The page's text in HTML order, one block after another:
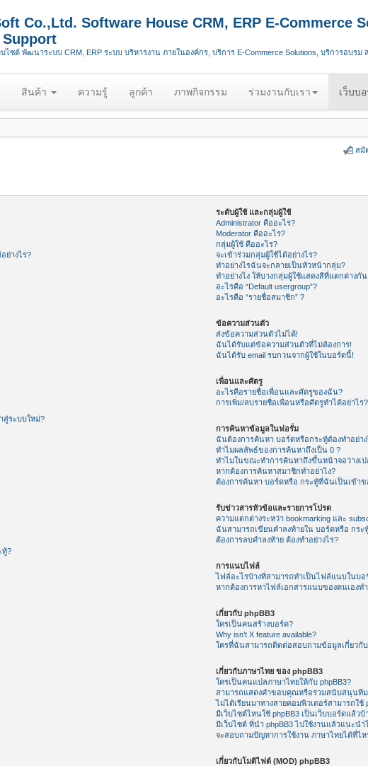
Co.,Ltd. Software House CRM, ERP E-Commerce
บไซต์ พัฒนาระบบ CRM, ERP ระบบ บริหารงาน ภายในองค์กร, บริการ E-Commerce Solutions, บริการอบรม
สินค้า ความรู้ ลูกค้า ภาพกิจกรรม ร่วมงานกับเรา เว็บบ
สมั
ย่างไร?
สู่ระบบใหม่?
ทู้?
ระดับผู้ใช้ และกลุ่มผู้ใช้
Administrator คืออะไร?
Moderator คืออะไร?
กลุ่มผู้ใช้ คืออะไร?
จะเข้าร่วมกลุ่มผู้ใช้ได้อย่างไร?
ทำอย่างไรฉันจะกลายเป็นหัวหน้ากลุ่ม?
ทำอย่างไง ให้บางกลุ่มผู้ใช้แสดงสีที่แตกต่างกั
อะไรคือ “Default usergroup”?
อะไรคือ “รายชื่อสมาชิก” ?
ข้อความส่วนตัว
ส่งข้อความส่วนตัวไม่ได้!
ฉันได้รับแต่ข้อความส่วนตัวที่ไม่ต้องการ!
ฉันได้รับ email รบกวนจากผู้ใช้ในบอร์ดนี้!
เพื่อนและศัตรู
อะไรคือรายชื่อเพื่อนและศัตรูของฉัน?
การเพิ่ม/ลบรายชื่อเพื่อนหรือศัตรูทำได้อย่าไร?
การค้นหาข้อมูลในฟอรั่ม
ฉันต้องการค้นหา บอร์ดหรือกระทู้ต้องทำอย่าง
ทำไมผลลัพธ์ของการค้นหาถึงเป็น 0 ?
ทำไมในขณะทำการค้นหาถึงขึ้นหน้าจอว่างเป
หากต้องการค้นหาสมาชิกทำอย่าไง?
ต้องการค้นหา บอร์ดหรือ กระทู้ที่ฉันเป็นเข้าข
รับข่าวสารหัวข้อและรายการโปรด
ความแตกต่างระหว่า bookmarking และ
ฉันสามารถเขียนคำลงท้ายใน บอร์ดหรือ กระ
ต้องการลบคำลงท้าย ต้องทำอย่างไร?
การแนบไฟล์
ไฟล์อะไรบ้างที่สามารถทำเป็นไฟล์แนบในบอ
หากต้องการหาไฟล์เอกสารแนบของตนเองทำ
เกี่ยวกับ phpBB3
ใครเป็นคนสร้างบอร์ด?
Why isn’t X feature available?
ใครที่ฉันสามารถติดต่อสอบถามข้อมูลเกี่ยวกั
เกี่ยวกับภาษาไทย ของ phpBB3
ใครเป็นคนแปลภาษาไทยให้กับ phpBB3?
สามารถแสดงคำขอบคุณหรือร่วมสนับสนุนทีม
ไม่ได้เรียนมาทางสายคอมพิวเตอร์สามารถใช้
มีเว็บไซต์ไหนใช้ phpBB3 เป็นเว็บบอร์ดแล้วบ้
มีเว็บไซต์ ที่นำ phpBB3 ไปใช้งานแล้วแนะน
จะสอบถามปัญหาการใช้งาน ภาษาไทยได้ที่ไ
เกี่ยวกับโมดิไฟด์ (MOD) phpBB3